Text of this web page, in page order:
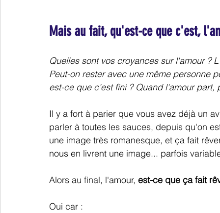
Mais au fait, qu'est-ce que c'est,
Quelles sont vos croyances sur l'amour
Peut-on rester avec une même personne
est-ce que c'est fini ? Quand l'amour part,
Il y a fort à parier que vous avez déjà un
parler à toutes les sauces, depuis qu'on
une image très romanesque, et ça fait
nous en livrent une image... parfois
Alors au final, l'amour, est-ce que ça fait
Oui car :